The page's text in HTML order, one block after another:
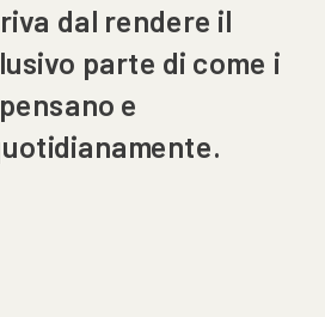
dal rendere il
parte di come i
e